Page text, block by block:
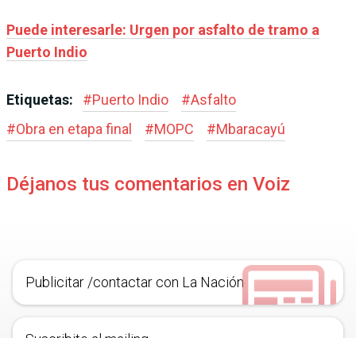
Puede interesarle: Urgen por asfalto de tramo a
Puerto Indio
Etiquetas: #Puerto Indio #Asfalto
#Obra en etapa final #MOPC #Mbaracayú
Déjanos tus comentarios en Voiz
Publicitar /contactar con La Nación